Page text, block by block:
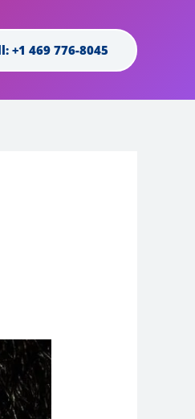
+1 469 776-8045